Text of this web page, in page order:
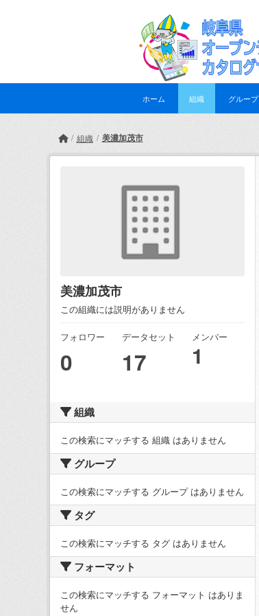
ホーム 組織 グループ
組織 美濃加茂市
美濃加茂市
この組織には説明がありません
フォロワー
0
データセット
17
メンバー
1
組織
この検索にマッチする 組織 はありません
グループ
この検索にマッチする グループ はありません
タグ
この検索にマッチする タグ はありません
フォーマット
この検索にマッチする フォーマット はありま
せん